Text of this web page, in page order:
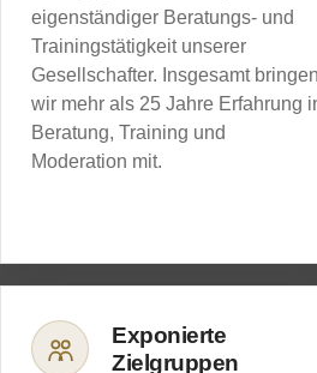
eigenständiger Beratungs- und
Trainingstätigkeit unserer
Gesellschafter. Insgesamt bringen
wir mehr als 25 Jahre Erfahrung
Beratung, Training und
Moderation mit.
Exponierte
Zielgruppen